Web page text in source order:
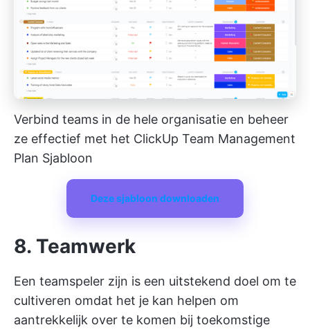
Verbind teams in de hele organisatie en beheer
ze effectief met het ClickUp Team Management
Plan Sjabloon
Deze sjabloon downloaden
8. Teamwerk
Een teamspeler zijn is een uitstekend doel om te
cultiveren omdat het je kan helpen om
aantrekkelijk over te komen bij toekomstige